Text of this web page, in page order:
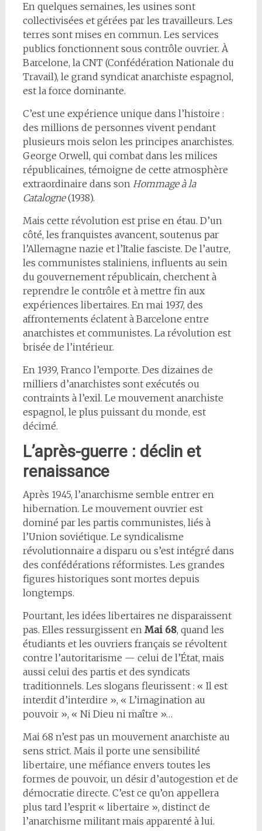
En quelques semaines, les usines sont
collectivisées et gérées par les travailleurs. Les
terres sont mises en commun. Les services
publics fonctionnent sous contrôle ouvrier. À
Barcelone, la CNT (Confédération Nationale du
Travail), le grand syndicat anarchiste espagnol,
est la force dominante.
C’est une expérience unique dans l’histoire :
des millions de personnes vivent pendant
plusieurs mois selon les principes anarchistes.
George Orwell, qui combat dans les milices
républicaines, témoigne de cette atmosphère
extraordinaire dans son Hommage à la
Catalogne(1938).
Mais cette révolution est prise en étau. D’un
côté, les franquistes avancent, soutenus par
l’Allemagne nazie et l’Italie fasciste. De l’autre,
les communistes staliniens, influents au sein
du gouvernement républicain, cherchent à
reprendre le contrôle et à mettre fin aux
expériences libertaires. En mai 1937, des
affrontements éclatent à Barcelone entre
anarchistes et communistes. La révolution est
brisée de l’intérieur.
En 1939, Franco l’emporte. Des dizaines de
milliers d’anarchistes sont exécutés ou
contraints à l’exil. Le mouvement anarchiste
espagnol, le plus puissant du monde, est
décimé.
L’après-guerre : déclin et
renaissance
Après 1945, l’anarchisme semble entrer en
hibernation. Le mouvement ouvrier est
dominé par les partis communistes, liés à
l’Union soviétique. Le syndicalisme
révolutionnaire a disparu ou s’est intégré dans
des confédérations réformistes. Les grandes
figures historiques sont mortes depuis
longtemps.
Pourtant, les idées libertaires ne disparaissent
pas. Elles ressurgissent en Mai 68, quand les
étudiants et les ouvriers français se révoltent
contre l’autoritarisme — celui de l’État, mais
aussi celui des partis et des syndicats
traditionnels. Les slogans fleurissent : « Il est
interdit d’interdire », « L’imagination au
pouvoir », « Ni Dieu ni maître »…
Mai 68 n’est pas un mouvement anarchiste au
sens strict. Mais il porte une sensibilité
libertaire, une méfiance envers toutes les
formes de pouvoir, un désir d’autogestion et de
démocratie directe. C’est ce qu’on appellera
plus tard l’esprit « libertaire », distinct de
l’anarchisme militant mais apparenté à lui.